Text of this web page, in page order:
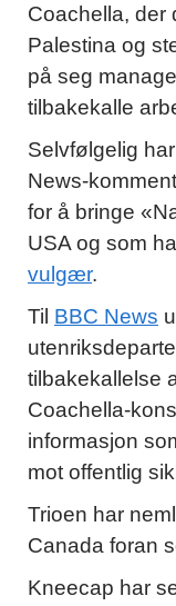
Coachella, der
Palestina og
på seg
tilbakekalle
Selvfølgelig
News-
for å bringe
USA og som
vulgær.
Til BBC News
tilbakekallelse
Coachella-
informasjon
mot offentlig
Trioen har
Canada foran
Kneecap har